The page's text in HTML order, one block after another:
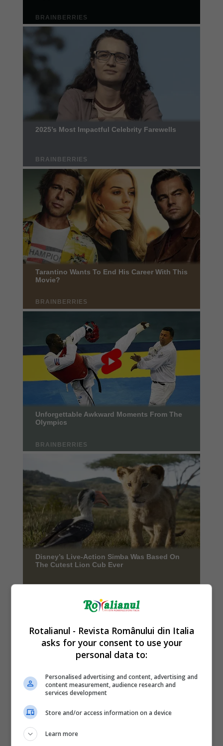
Rotalianul - Revista Românului din Italia
asks for your consent to use your
personal data to:
Personalised advertising and content, advertising and
content measurement, audience research and
services development
Store and/or access information on a device
Learn more